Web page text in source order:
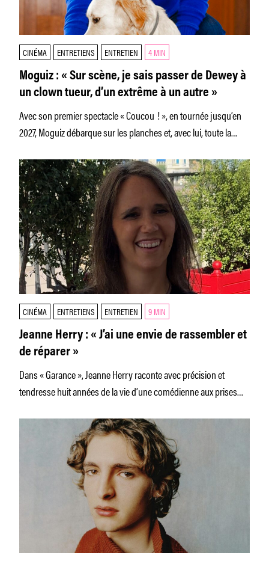
CINÉMA ENTRETIENS ENTRETIEN 4 MIN
Moguiz : « Sur scène, je sais passer de Dewey à
un clown tueur, d’un extrême à un autre »
Avec son premier spectacle « Coucou ! », en tournée jusqu’en
2027, Moguiz débarque sur les planches et, avec lui, toute la
sociaux
CINÉMA ENTRETIENS ENTRETIEN 9 MIN
Jeanne Herry : « J’ai une envie de rassembler et
de réparer »
Dans « Garance », Jeanne Herry raconte avec précision et
tendresse huit années de la vie d’une comédienne aux prises